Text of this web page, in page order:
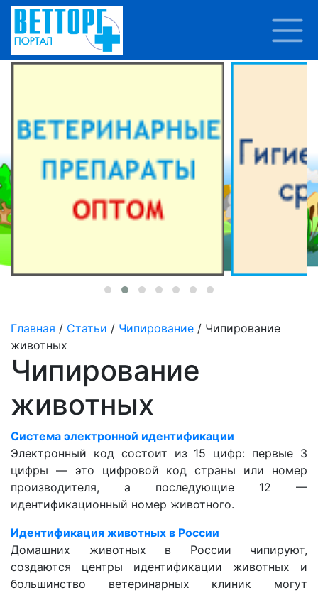
Главная / Статьи / Чипирование / Чипирование
животных
Чипирование
животных
Cистема электронной идентификации
Электронный код состоит из 15 цифр: первые 3
цифры — это цифровой код страны или номер
производителя, а последующие 12 —
идентификационный номер животного.
Идентификация животных в России
Домашних животных в России чипируют,
создаются центры идентификации животных и
большинство ветеринарных клиник могут